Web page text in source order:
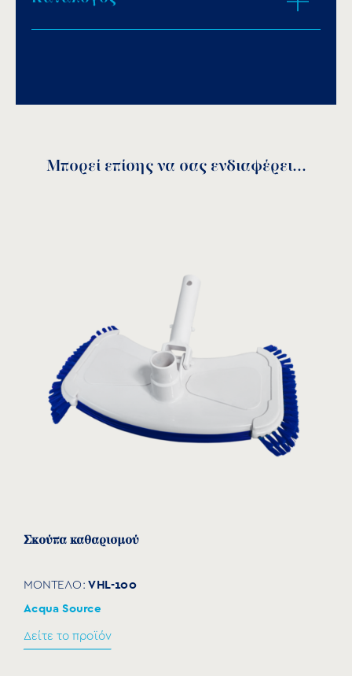
Μπορεί επίσης να σας ενδιαφέρει...
Σκούπα καθαρισμού
ΜΟΝΤΕΛΟ:VHL-100
Acqua Source
Δείτε το προϊόν